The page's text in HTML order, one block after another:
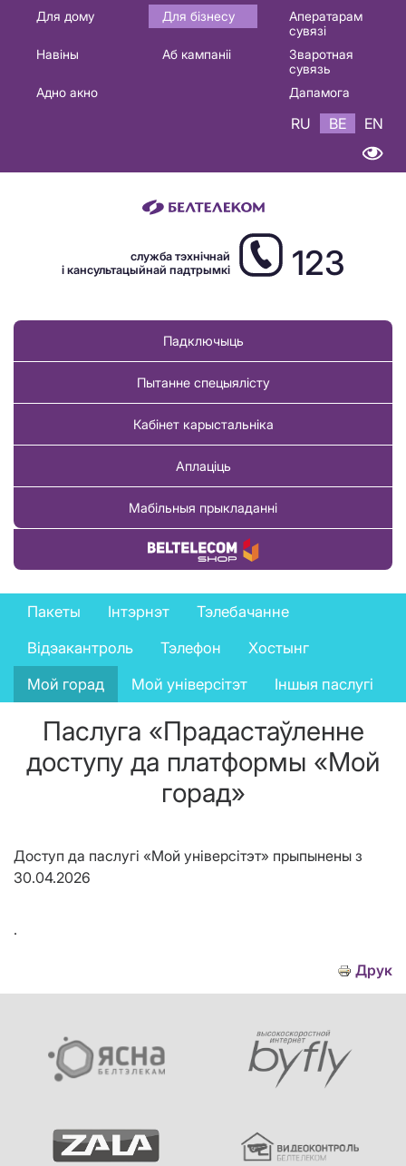
Основная
навигация
Для дому Для бізнесу
Аператарам
сувязі
Навіны
Аб кампаніі
Зваротная
сувязь
Адно акно
Дапамога
RU BE EN
служба тэхнічнай
і кансультацыйнай падтрымкі
123
Падключыць
Пытанне спецыялісту
Кабінет карыстальніка
Аплаціць
Мабільныя прыкладанні
Купіць тавар
Business
services
menu
Пакеты Інтэрнэт
Тэлебачанне
Відэакантроль
Тэлефон
Хостынг
Мой горад
Мой універсітэт Іншыя паслугі
Паслуга «Прадастаўленне
доступу да платформы «Мой
горад»
Доступ да паслугі «Мой універсітэт» прыпынены з
30.04.2026
.
Друк